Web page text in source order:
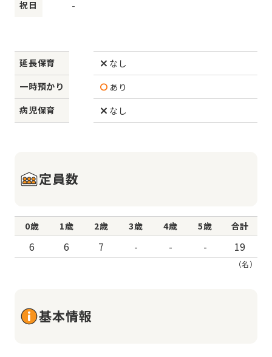
祝日
-
延長保育
なし
一時預かり
あり
病児保育
なし
定員数
0歳 1歳 2歳 3歳 4歳 5歳 合計
6 6 7 - - - 19
（名）
基本情報